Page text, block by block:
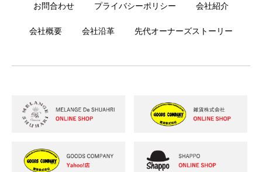
お問合わせ プライバシーポリシー 会社紹介
会社概要 会社沿革 先代オーナーズストーリー